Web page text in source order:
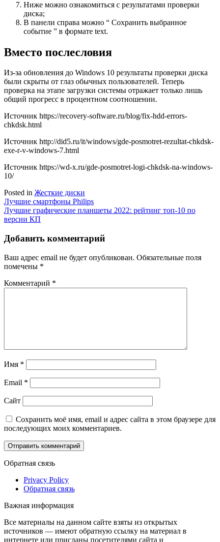
Ниже можно ознакомиться с результатами проверки
диска;
В панели справа можно “ Сохранить выбранное
событие ” в формате text.
Вместо послесловия
Из-за обновления до Windows 10 результаты проверки диска
были скрыты от глаз обычных пользователей. Теперь
проверка на этапе загрузки системы отражает только лишь
общий прогресс в процентном соотношении.
Источник https://recovery-software.ru/blog/fix-hdd-errors-
chkdsk.html
Источник http://did5.ru/it/windows/gde-posmotret-rezultat-chkdsk-
exe-r-v-windows-7.html
Источник https://wd-x.ru/gde-posmotret-logi-chkdsk-na-windows-
10/
Posted in Жесткие диски
Навигация
по
Лучшие смартфоны Philips
Лучшие графические планшеты 2022: рейтинг топ-10 по
версии КП
Добавить комментарий
Ваш адрес email не будет опубликован. Обязательные поля
помечены *
Комментарий *
Имя *
Email *
Сайт
Сохранить моё имя, email и адрес сайта в этом браузере для
последующих моих комментариев.
Обратная связь
Privacy Policy
Обратная связь
Важная информация
Все материалы на данном сайте взяты из открытых
источников — имеют обратную ссылку на материал в
интернете или присланы посетителями сайта и